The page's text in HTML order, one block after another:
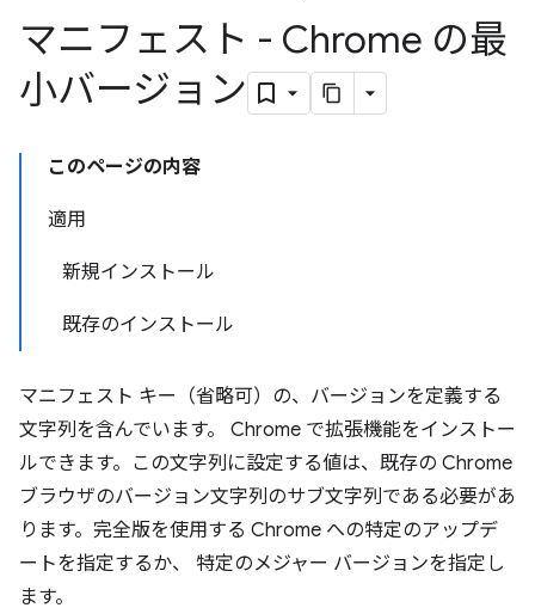
マニフェスト - Chrome の最
小バージョン
このページの内容
適用
新規インストール
既存のインストール
マニフェスト キー（省略可）の、バージョンを定義する
文字列を含んでいます。 Chrome で拡張機能をインストー
ルできます。この文字列に設定する値は、既存の Chrome
ブラウザのバージョン文字列のサブ文字列である必要があ
ります。完全版を使用する Chrome への特定のアップデ
ートを指定するか、 特定のメジャー バージョンを指定し
ます。